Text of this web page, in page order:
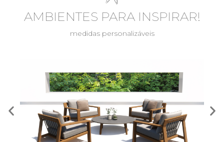
AMBIENTES PARA INSPIRAR!
medidas personalizáveis